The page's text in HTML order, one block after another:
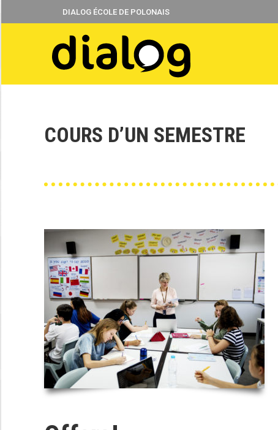
DIALOG ÉCOLE DE POLONAIS
COURS D’UN SEMESTRE